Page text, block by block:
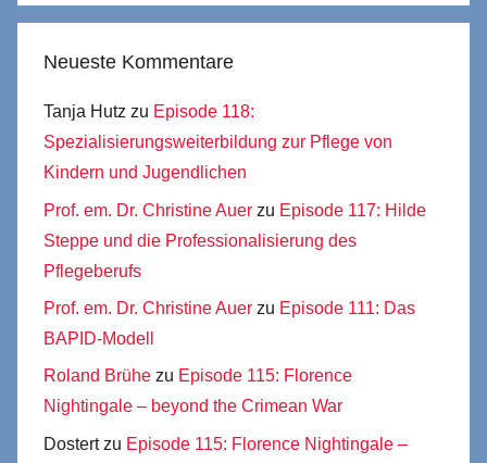
Neueste Kommentare
Tanja Hutz zu Episode 118:
Spezialisierungsweiterbildung zur Pflege von
Kindern und Jugendlichen
Prof. em. Dr. Christine Auer zu Episode 117: Hilde
Steppe und die Professionalisierung des
Pflegeberufs
Prof. em. Dr. Christine Auer zu Episode 111: Das
BAPID-Modell
Roland Brühe zu Episode 115: Florence
Nightingale – beyond the Crimean War
Dostertzu Episode 115: Florence Nightingale –